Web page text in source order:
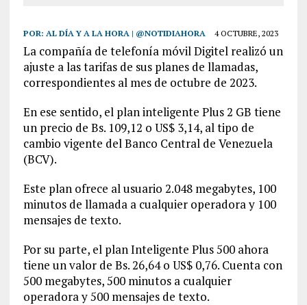
POR: AL DÍA Y A LA HORA | @NOTIDIAHORA 4 OCTUBRE, 2023
La compañía de telefonía móvil Digitel realizó un
ajuste a las tarifas de sus planes de llamadas,
correspondientes al mes de octubre de 2023.
En ese sentido, el plan inteligente Plus 2 GB tiene
un precio de Bs. 109,12 o US$ 3,14, al tipo de
cambio vigente del Banco Central de Venezuela
(BCV).
Este plan ofrece al usuario 2.048 megabytes, 100
minutos de llamada a cualquier operadora y 100
mensajes de texto.
Por su parte, el plan Inteligente Plus 500 ahora
tiene un valor de Bs. 26,64 o US$ 0,76. Cuenta con
500 megabytes, 500 minutos a cualquier
operadora y 500 mensajes de texto.